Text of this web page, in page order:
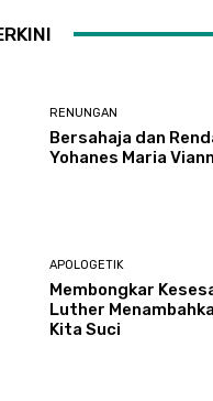
RENUNGAN
Bersahaja dan
Yohanes Maria
APOLOGETIK
Membongkar
Luther
Kita Suci